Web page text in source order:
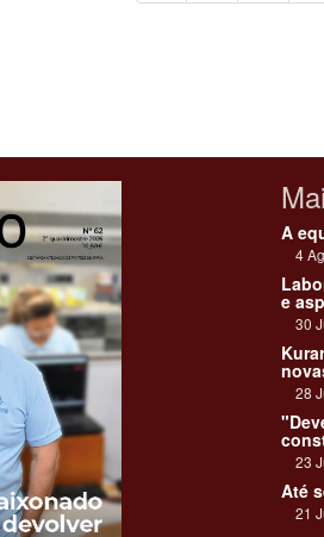
A
4
e
30
28
23
Até
21